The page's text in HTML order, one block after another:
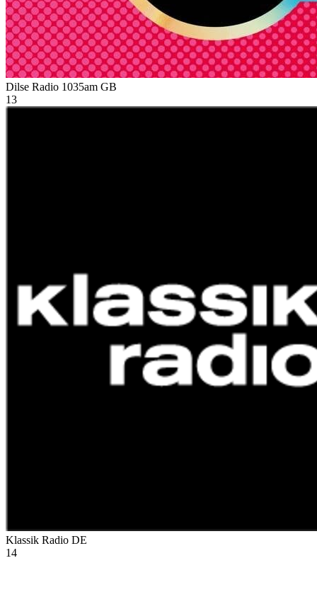
Dilse Radio 1035am GB
13
Klassik Radio DE
14